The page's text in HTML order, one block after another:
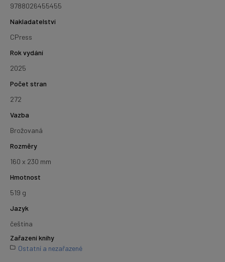
9788026455455
Nakladatelství
CPress
Rok vydání
2025
Počet stran
272
Vazba
Brožovaná
Rozměry
160 x 230 mm
Hmotnost
519 g
Jazyk
čeština
Zařazení knihy
Ostatní a nezařazené